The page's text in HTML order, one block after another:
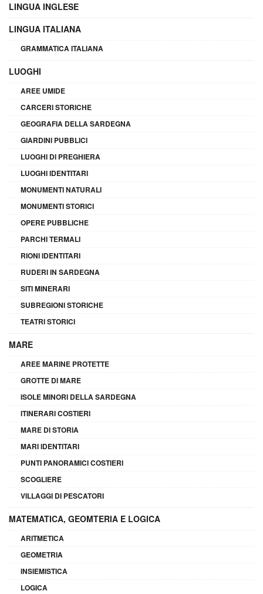
LINGUA INGLESE
LINGUA ITALIANA
GRAMMATICA ITALIANA
LUOGHI
AREE UMIDE
CARCERI STORICHE
GEOGRAFIA DELLA SARDEGNA
GIARDINI PUBBLICI
LUOGHI DI PREGHIERA
LUOGHI IDENTITARI
MONUMENTI NATURALI
MONUMENTI STORICI
OPERE PUBBLICHE
PARCHI TERMALI
RIONI IDENTITARI
RUDERI IN SARDEGNA
SITI MINERARI
SUBREGIONI STORICHE
TEATRI STORICI
MARE
AREE MARINE PROTETTE
GROTTE DI MARE
ISOLE MINORI DELLA SARDEGNA
ITINERARI COSTIERI
MARE DI STORIA
MARI IDENTITARI
PUNTI PANORAMICI COSTIERI
SCOGLIERE
VILLAGGI DI PESCATORI
MATEMATICA, GEOMTERIA E LOGICA
ARITMETICA
GEOMETRIA
INSIEMISTICA
LOGICA